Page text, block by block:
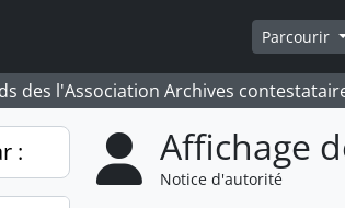
Parcourir
des l'Association Archives
: Affichage
Notice d'autorité